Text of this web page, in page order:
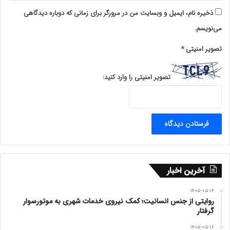
ذخیره نام، ایمیل و وبسایت من در مرورگر برای زمانی که دوباره دیدگاهی
می‌نویسم.
تصویر امنیتی*
تصویر امنیتی را وارد کنید:
آخرین اخبار
۱۴۰۵-۰۵-۱۶
روایتی از جنس انسانیت؛ کمک نیروی خدمات شهری به موتورسوار
گرفتار
۱۴۰۵-۰۵-۱۶